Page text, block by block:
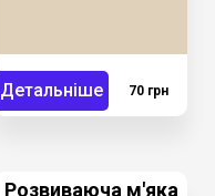
Детальніше 70 грн
Розвиваюча м'яка